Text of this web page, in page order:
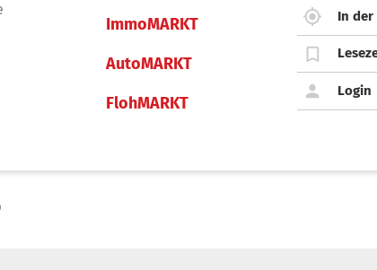
ImmoMARKT
AutoMARKT
FlohMARKT
In der
Login